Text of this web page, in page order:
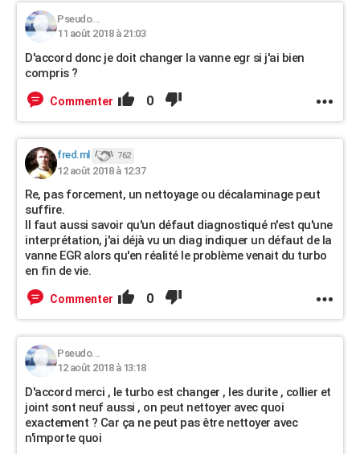
Pseudo...
11 août 2018 à 21:03
D'accord donc je doit changer la vanne egr si j'ai bien
compris ?
Commenter 0
fred.ml 762
12 août 2018 à 12:37
Re, pas forcement, un nettoyage ou décalaminage peut
suffire.
Il faut aussi savoir qu'un défaut diagnostiqué n'est qu'une
interprétation, j'ai déjà vu un diag indiquer un défaut de la
vanne EGR alors qu'en réalité le problème venait du turbo
en fin de vie.
Commenter 0
Pseudo...
12 août 2018 à 13:18
D'accord merci , le turbo est changer , les durite , collier et
joint sont neuf aussi , on peut nettoyer avec quoi
exactement ? Car ça ne peut pas être nettoyer avec
n'importe quoi